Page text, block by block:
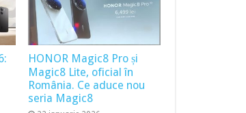
HONOR Magic8 Pro și
Magic8 Lite, oficial în
România. Ce aduce nou
seria Magic8